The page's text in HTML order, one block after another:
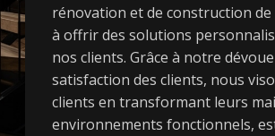
rénovation et de construction
à offrir des solutions
nos clients. Grâce à notre
satisfaction des clients, nous
clients en transformant leurs
environnements fonctionnels,